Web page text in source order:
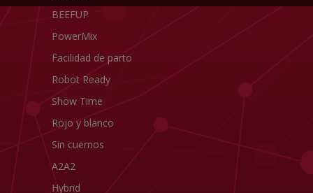
BEEFUP
PowerMix
Facilidad de parto
Robot Ready
Show Time
Rojo y blanco
Sin cuernos
A2A2
Hybrid